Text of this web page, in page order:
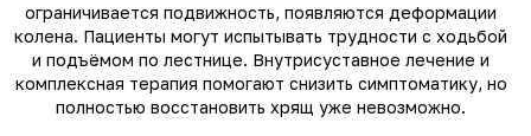
ограничивается подвижность, появляются деформации
колена. Пациенты могут испытывать трудности с ходьбой
и подъёмом по лестнице. Внутрисуставное лечение и
комплексная терапия помогают снизить симптоматику, но
полностью восстановить хрящ уже невозможно.